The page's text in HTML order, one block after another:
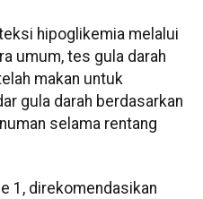
hipoglikemia melalui
umum, tes gula darah
makan untuk
gula darah berdasarkan
selama rentang
1, direkomendasikan